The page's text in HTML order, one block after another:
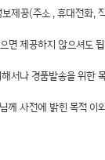
제공(주소 , 휴대전화,
면 제공하지 않으셔도
서나 경품발송을 위한
께 사전에 밝힌 목적 이